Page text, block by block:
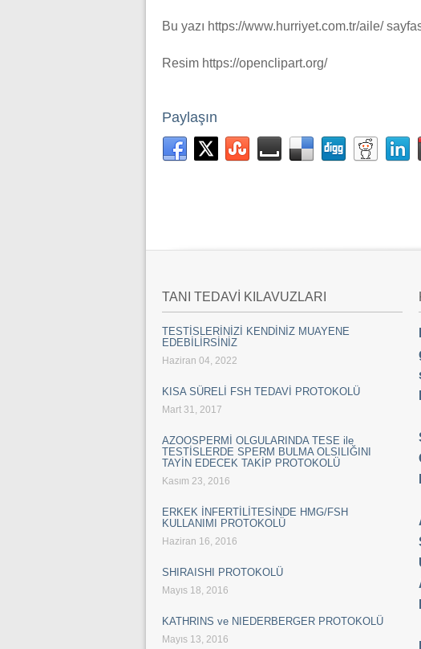
Bu yazı https://www.hurriyet.com.tr/aile/
Resim https://openclipart.org/
Paylaşın
TANI TEDAVİ KILAVUZLARI
TESTİSLERİNİZİ KENDİNİZ MUAYENE
EDEBİLİRSİNİZ
Haziran 04, 2022
KISA SÜRELİ FSH TEDAVİ PROTOKOLÜ
Mart 31, 2017
AZOOSPERMİ OLGULARINDA TESE ile
TESTİSLERDE SPERM BULMA OLSILIĞINI
TAYİN EDECEK TAKİP PROTOKOLÜ
Kasım 23, 2016
ERKEK İNFERTİLİTESİNDE HMG/FSH
KULLANIMI PROTOKOLÜ
Haziran 16, 2016
SHIRAISHI PROTOKOLÜ
Mayıs 18, 2016
KATHRINS ve NIEDERBERGER PROTOKOLÜ
Mayıs 13, 2016